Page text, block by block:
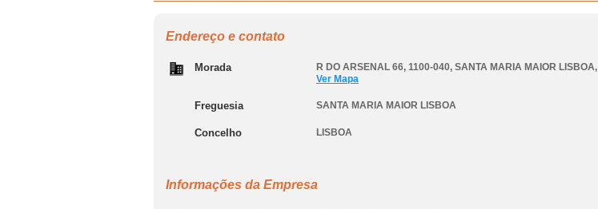
Endereço e contato
Morada R DO ARSENAL 66, 1100-040, SANTA MARIA MAIOR LISBOA,
Ver Mapa
Freguesia SANTA MARIA MAIOR LISBOA
Concelho LISBOA
Informações da Empresa